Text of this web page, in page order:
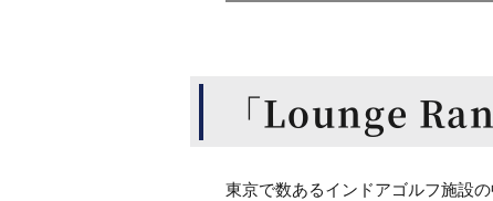
「Lounge
東京で数あるインドアゴルフ施設